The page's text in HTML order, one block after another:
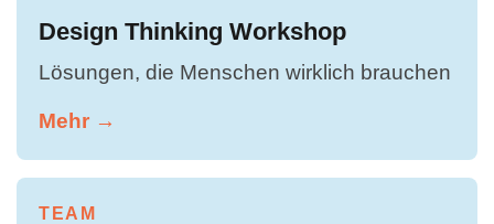
Design Thinking Workshop
Lösungen, die Menschen wirklich brauchen
Mehr →
TEAM